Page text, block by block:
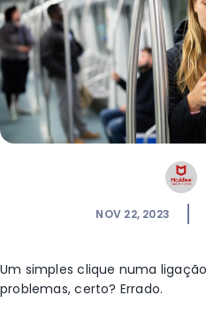
NOV 22, 2023
Um simples clique numa
problemas, certo? Errado.